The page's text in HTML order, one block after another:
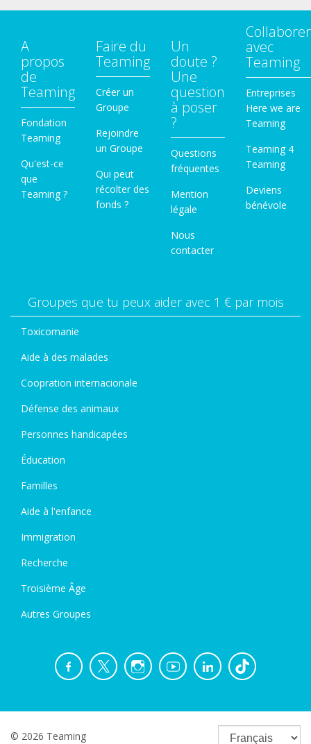
A
propos
de
Teaming
Fondation
Teaming
Qu'est-ce
que
Teaming ?
Faire du
Teaming
Créer un
Groupe
Rejoindre
un Groupe
Qui peut
récolter des
fonds ?
Un
doute ?
Une
question
à poser
?
Questions
fréquentes
Mention
légale
Nous
contacter
Collaborer
avec
Teaming
Entreprises
Here we are
Teaming
Teaming 4
Teaming
Deviens
bénévole
Groupes que tu peux aider avec 1 € par mois
Toxicomanie
Aide à des malades
Coopration internacionale
Défense des animaux
Personnes handicapées
Éducation
Familles
Aide à l'enfance
Immigration
Recherche
Troisième Âge
Autres Groupes
© 2026 Teaming